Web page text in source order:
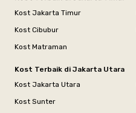
Kost Jakarta Timur
Kost Cibubur
Kost Matraman
Kost Terbaik di Jakarta Utara
Kost Jakarta Utara
Kost Sunter